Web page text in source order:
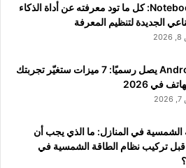
NotebookLM: كل ما تود معرفته عن أداة الذكاء
الجديدة لتنظيم المعرفة
Android 17 يصل رسميًا: 7 ميزات ستغيّر تجربتك
في 2026
الشمسية في المنازل: ما الذي يجب أن
تركيب نظام الطاقة الشمسية في